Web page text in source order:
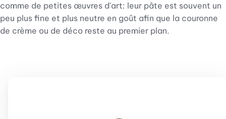
comme de petites œuvres d'art: leur pâte est souvent un
peu plus fine et plus neutre en goût afin que la couronne
de crème ou de déco reste au premier plan.